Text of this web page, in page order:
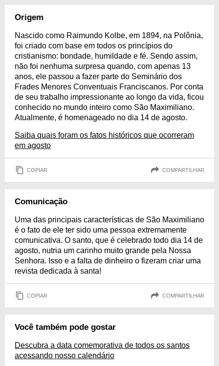
Origem
Nascido como Raimundo Kolbe, em 1894, na Polônia,
foi criado com base em todos os princípios do
cristianismo: bondade, humildade e fé. Sendo assim,
não foi nenhuma surpresa quando, com apenas 13
anos, ele passou a fazer parte do Seminário dos
Frades Menores Conventuais Franciscanos. Por conta
de seu trabalho impressionante ao longo da vida, ficou
conhecido no mundo inteiro como São Maximiliano.
Atualmente, é homenageado no dia 14 de agosto.
Saiba quais foram os fatos históricos que ocorreram
em agosto
COPIAR COMPARTILHAR
Comunicação
Uma das principais características de São Maximiliano
é o fato de ele ter sido uma pessoa extremamente
comunicativa. O santo, que é celebrado todo dia 14 de
agosto, nutria um carinho muito grande pela Nossa
Senhora. Isso e a falta de dinheiro o fizeram criar uma
revista dedicada à santa!
COPIAR COMPARTILHAR
Você também pode gostar
Descubra a data comemorativa de todos os santos
acessando nosso calendário